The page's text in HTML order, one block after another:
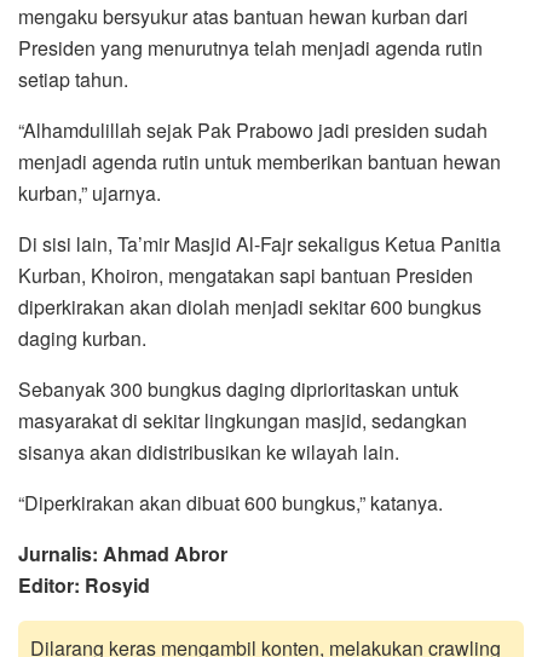
mengaku bersyukur atas bantuan hewan kurban dari
Presiden yang menurutnya telah menjadi agenda rutin
setiap tahun.
“Alhamdulillah sejak Pak Prabowo jadi presiden sudah
menjadi agenda rutin untuk memberikan bantuan hewan
kurban,” ujarnya.
Di sisi lain, Ta’mir Masjid Al-Fajr sekaligus Ketua Panitia
Kurban, Khoiron, mengatakan sapi bantuan Presiden
diperkirakan akan diolah menjadi sekitar 600 bungkus
daging kurban.
Sebanyak 300 bungkus daging diprioritaskan untuk
masyarakat di sekitar lingkungan masjid, sedangkan
sisanya akan didistribusikan ke wilayah lain.
“Diperkirakan akan dibuat 600 bungkus,” katanya.
Jurnalis: Ahmad Abror
Editor: Rosyid
Dilarang keras mengambil konten, melakukan crawling